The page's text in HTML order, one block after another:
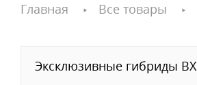
Главная Все товары
Эксклюзивные гибриды ВХ